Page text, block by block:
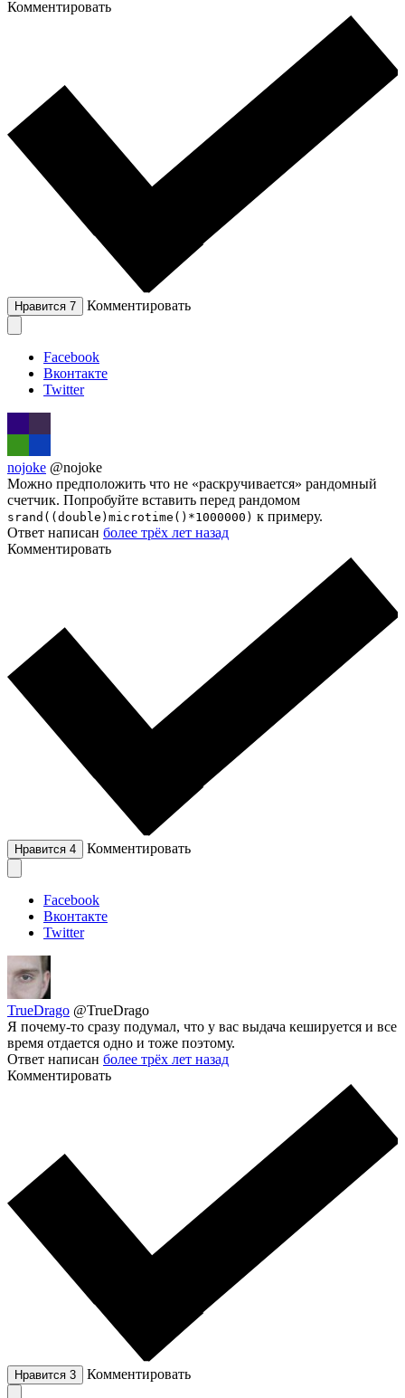
Комментировать
Нравится 7 Комментировать
Facebook
Вконтакте
Twitter
nojoke @nojoke
Можно предположить что не «раскручивается» рандомный
счетчик. Попробуйте вставить перед рандомом
srand((double)microtime()*1000000) к примеру.
Ответ написан более трёх лет назад
Комментировать
Нравится 4 Комментировать
Facebook
Вконтакте
Twitter
TrueDrago @TrueDrago
Я почему-то сразу подумал, что у вас выдача кешируется и все
время отдается одно и тоже поэтому.
Ответ написан более трёх лет назад
Комментировать
Нравится 3 Комментировать